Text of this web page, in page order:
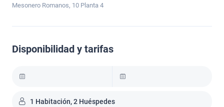
Mesonero Romanos, 10 Planta 4
Disponibilidad y tarifas
1 Habitación, 2 Huéspedes